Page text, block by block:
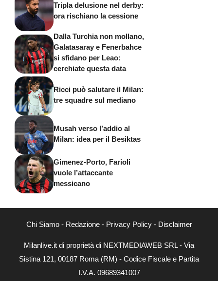
Tripla delusione nel derby:
ora rischiano la cessione
Dalla Turchia non mollano,
Galatasaray e Fenerbahce
si sfidano per Leao:
cerchiate questa data
Ricci può salutare il Milan:
tre squadre sul mediano
Musah verso l’addio al
Milan: idea per il Besiktas
Gimenez-Porto, Farioli
vuole l’attaccante
messicano
Chi Siamo- Redazione- Privacy Policy- Disclaimer
Milanlive.it di proprietà di NEXTMEDIAWEB SRL - Via
Sistina 121, 00187 Roma (RM) - Codice Fiscale e Partita
I.V.A. 09689341007